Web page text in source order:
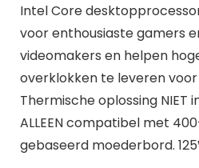
Intel Core
voor enthousiaste gamers
videomakers en helpen
overklokken te leveren
Thermische oplossing NIET
ALLEEN compatibel met
gebaseerd moederbord.